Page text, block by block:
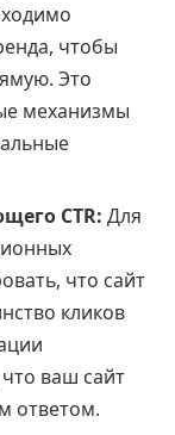
чтобы
Это
механизмы
CTR: Для
что сайт
кликов
ваш сайт
ответом.